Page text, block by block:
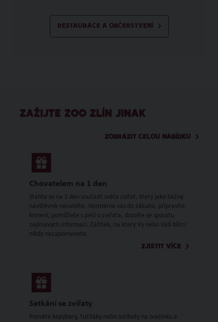
RESTAURACE A OBČERSTVENÍ
ZAŽIJTE ZOO ZLÍN JINAK
ZOBRAZIT CELOU NABÍDKU
Chovatelem na 1 den
Staňte se na 1 den součástí světa zvířat, který jako běžný
návštěvník neuvidíte. Vezmeme vás do zákulisí, připravíte
krmení, pomůžete s péčí o zvířata, dozvíte se spoustu
zajímavých informací. Zážitek, na který Vy nebo Vaši blízcí
nikdy nezapomenete.
ZJISTIT VÍCE
Setkání se zvířaty
Pozvěte kapybary, tučňáky nebo surikaty na svačinku a